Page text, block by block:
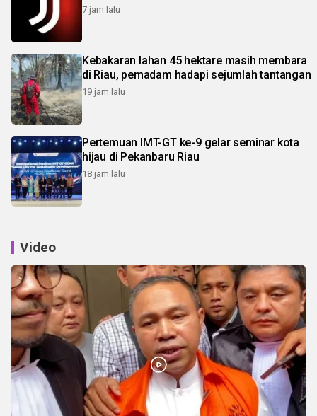
7 jam lalu
Kebakaran lahan 45 hektare masih membara
di Riau, pemadam hadapi sejumlah tantangan
19 jam lalu
Pertemuan IMT-GT ke-9 gelar seminar kota
hijau di Pekanbaru Riau
18 jam lalu
Video